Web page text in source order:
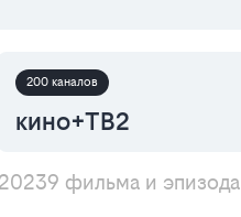
200 каналов
кино+ТВ2
20239 фильма и эпизода